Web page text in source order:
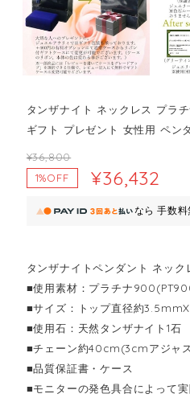
タンザナイト ネックレス プラ
ギフト プレゼント 女性用 ペ
¥36,800
1%OFF
¥36,432
なら 手数料
タンザナイトペンダント ネッ
■使用素材：プラチナ
■サイズ：トップ直径約
■使用石：天然タンザナイト1石
■チェーン約40cm(3cmアジャ
■品質保証書・ケース
■モニターの発色具合によって